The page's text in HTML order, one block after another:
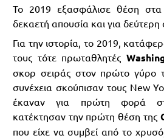
Το 2019 εξασφάλισε θέση
δεκαετή απουσία και για
Για την ιστορία, το 2019,
τους τότε πρωταθλητές
σκορ σειράς στον πρώτο γύρο
συνέχεια σκούπισαν τους New
έκαναν για πρώτη φορά
κατέκτησαν την πρώτη θέση της
που είχε να συμβεί από το χρυσό,